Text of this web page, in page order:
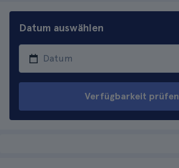
Datum auswählen
Verfügbarkeit prüfen